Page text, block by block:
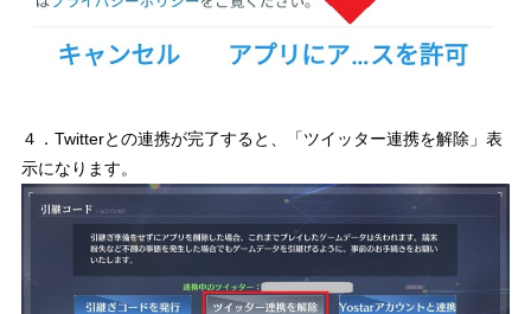
４．Twitterとの連携が完了すると、「ツイッター連携を解除」表
示になります。